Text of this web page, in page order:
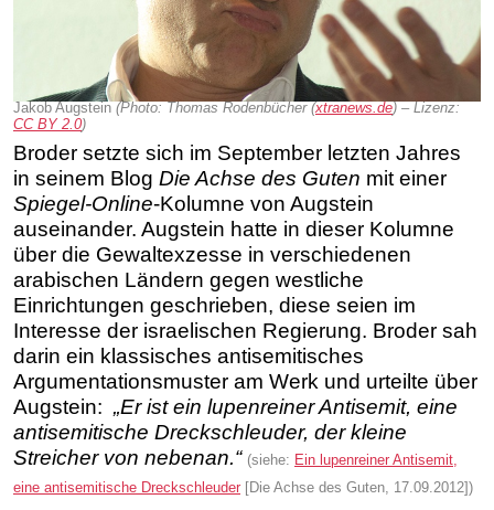
Jakob Augstein (Photo: Thomas Rodenbücher (xtranews.de) – Lizenz:
CC BY 2.0)
Broder setzte sich im September letzten Jahres
in seinem Blog Die Achse des Guten mit einer
Spiegel-Online-Kolumne von Augstein
auseinander. Augstein hatte in dieser Kolumne
über die Gewaltexzesse in verschiedenen
arabischen Ländern gegen westliche
Einrichtungen geschrieben, diese seien im
Interesse der israelischen Regierung. Broder sah
darin ein klassisches antisemitisches
Argumentationsmuster am Werk und urteilte über
Augstein: „Er ist ein lupenreiner Antisemit, eine
antisemitische Dreckschleuder, der kleine
Streicher von nebenan.“ (siehe: Ein lupenreiner Antisemit,
eine antisemitische Dreckschleuder [Die Achse des Guten, 17.09.2012])